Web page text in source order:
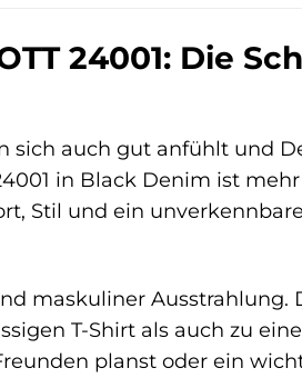
24001: Die
sich auch gut anfühlt und
24001 in Black Denim ist
Stil und ein
maskuliner Ausstrahlung.
T-Shirt als auch zu
planst oder ein